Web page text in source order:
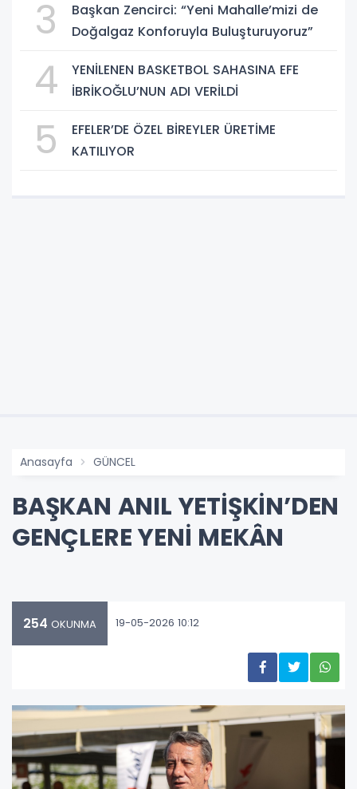
3
Başkan Zencirci: “Yeni Mahalle’mizi de
Doğalgaz Konforuyla Buluşturuyoruz”
4
YENİLENEN BASKETBOL SAHASINA EFE
İBRİKOĞLU’NUN ADI VERİLDİ
5
EFELER’DE ÖZEL BİREYLER ÜRETİME
KATILIYOR
Anasayfa GÜNCEL
BAŞKAN ANIL YETİŞKİN’DEN
GENÇLERE YENİ MEKÂN
254 OKUNMA 19-05-2026 10:12